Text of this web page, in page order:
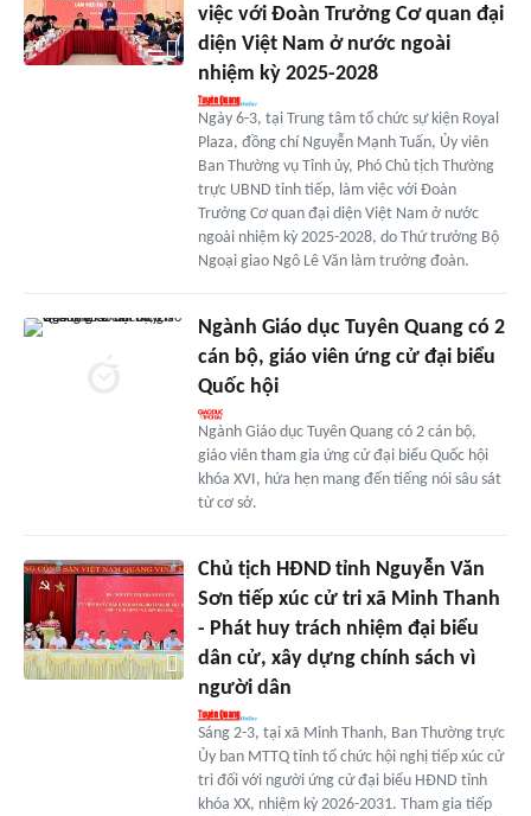
việc với Đoàn Trưởng Cơ quan đại
diện Việt Nam ở nước ngoài
nhiệm kỳ 2025-2028
Ngày 6-3, tại Trung tâm tổ chức sự kiện Royal
Plaza, đồng chí Nguyễn Mạnh Tuấn, Ủy viên
Ban Thường vụ Tỉnh ủy, Phó Chủ tịch Thường
trực UBND tỉnh tiếp, làm việc với Đoàn
Trưởng Cơ quan đại diện Việt Nam ở nước
ngoài nhiệm kỳ 2025-2028, do Thứ trưởng Bộ
Ngoại giao Ngô Lê Văn làm trưởng đoàn.
Ngành Giáo dục Tuyên Quang có 2
cán bộ, giáo viên ứng cử đại biểu
Quốc hội
Ngành Giáo dục Tuyên Quang có 2 cán bộ,
giáo viên tham gia ứng cử đại biểu Quốc hội
khóa XVI, hứa hẹn mang đến tiếng nói sâu sát
từ cơ sở.
Chủ tịch HĐND tỉnh Nguyễn Văn
Sơn tiếp xúc cử tri xã Minh Thanh
- Phát huy trách nhiệm đại biểu
dân cử, xây dựng chính sách vì
người dân
Sáng 2-3, tại xã Minh Thanh, Ban Thường trực
Ủy ban MTTQ tỉnh tổ chức hội nghị tiếp xúc cử
tri đối với người ứng cử đại biểu HĐND tỉnh
khóa XX, nhiệm kỳ 2026-2031. Tham gia tiếp